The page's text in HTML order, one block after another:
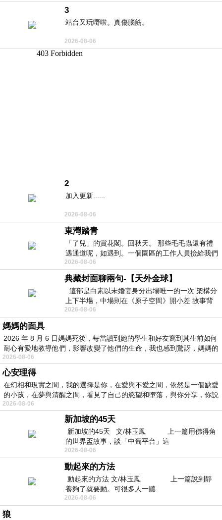
3
站台又玩嘢啦。真傷腦筋。
2026-08-06
2
加入更新......
2026-08-06
東灣踏青
「了兒」的賞花閣。回秋天。 那些毛毛蟲還有禮
遇通道呢，如遇到。一個園區的工作人員撿給我們
細賞。
2026-08-06
典藏封面聊兩句-【天外金球】
這部是白素以未婚妻身分出場唯一的一次 架構分
上下半場，中場則在《原子空間》開小差 故事背
景影射西藏境外流亡 地下組織
2026-08-06
媽媽的面具
2026 年 8 月 6 日媽媽死後，每當讀到她的學生和好友寫到其生前如何
耐心有愛地教導他們，影響改變了他們的生命，我也感到驚訝，媽媽的
2026-08-06
心安理得
在幻相和現實之間，我的選擇是你，在愛與不愛之間，依然是一個缺愛
的小孩，在夢與清醒之間，看見了自己的慾望和墮落，與你分享，你説
2026-08-06
新加坡的45天
新加坡的45天 文/林玉鳳 上一篇用佛得角
的世界盃故事，談「中葡平台」這
2026-08-06
動起來的方法
動起來的方法 文/林玉鳳 上一篇說到靜
養夠了就要動。可很多人一聽
2026-08-06
狼